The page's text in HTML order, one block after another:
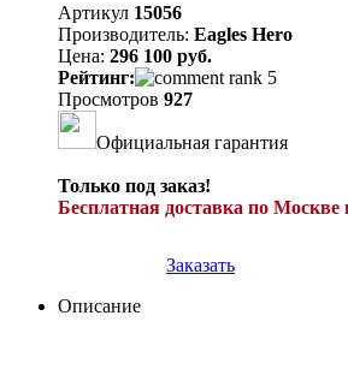
Артикул 15056
Производитель: Eagles Hero
Цена: 296 100 руб.
Рейтинг:
Просмотров 927
Официальная гарантия
Только под заказ!
Бесплатная доставка по
Заказать
Описание